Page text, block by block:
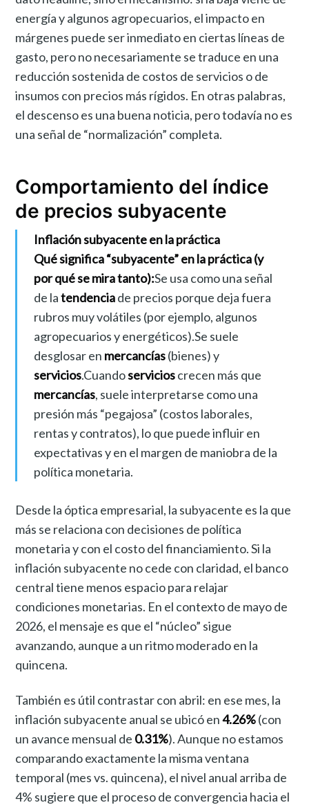
energía y algunos agropecuarios, el impacto en
márgenes puede ser inmediato en ciertas líneas de
gasto, pero no necesariamente se traduce en una
reducción sostenida de costos de servicios o de
insumos con precios más rígidos. En otras palabras,
el descenso es una buena noticia, pero todavía no es
una señal de “normalización” completa.
Comportamiento del índice
de precios subyacente
Inflación subyacente en la práctica
Qué significa “subyacente” en la práctica (y
por qué se mira tanto):Se usa como una señal
de latendenciade precios porque deja fuera
rubros muy volátiles (por ejemplo, algunos
agropecuarios y energéticos).Se suele
desglosar en mercancías(bienes) y
servicios.Cuandoservicioscrecen más que
mercancías, suele interpretarse como una
presión más “pegajosa” (costos laborales,
rentas y contratos), lo que puede influir en
expectativas y en el margen de maniobra de la
política monetaria.
Desde la óptica empresarial, la subyacente es la que
más se relaciona con decisiones de política
monetaria y con el costo del financiamiento. Si la
inflación subyacente no cede con claridad, el banco
central tiene menos espacio para relajar
condiciones monetarias. En el contexto de mayo de
2026, el mensaje es que el “núcleo” sigue
avanzando, aunque a un ritmo moderado en la
quincena.
También es útil contrastar con abril: en ese mes, la
inflación subyacente anual se ubicó en4.26%(con
un avance mensual de 0.31%). Aunque no estamos
comparando exactamente la misma ventana
temporal (mes vs. quincena), el nivel anual arriba de
4% sugiere que el proceso de convergencia hacia el